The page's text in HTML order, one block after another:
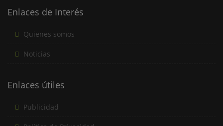
Enlaces de Interés
Quienes somos
Noticias
Enlaces útiles
Publicidad